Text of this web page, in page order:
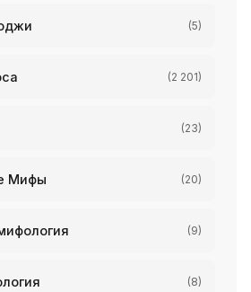
(5)
(2 201)
(23)
Мифы (20)
(9)
(8)